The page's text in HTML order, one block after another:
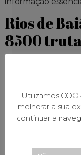
Rios de
8500
Utilizamos
melhorar a sua
continuar a